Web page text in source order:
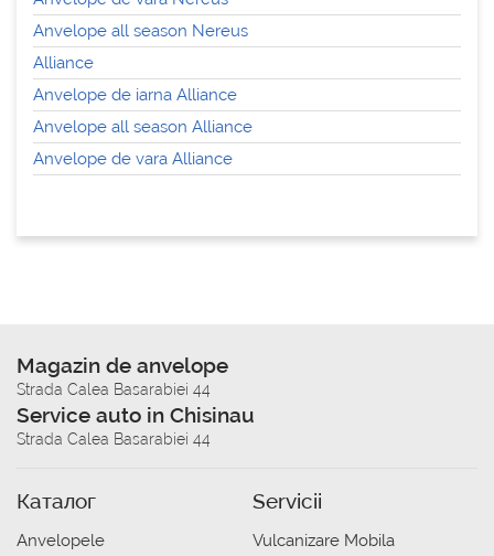
Anvelope all season Nereus
Alliance
Anvelope de iarna Alliance
Anvelope all season Alliance
Anvelope de vara Alliance
Magazin de anvelope
Strada Calea Basarabiei 44
Service auto in Chisinau
Strada Calea Basarabiei 44
Каталог
Anvelopele
Servicii
Vulcanizare Mobila